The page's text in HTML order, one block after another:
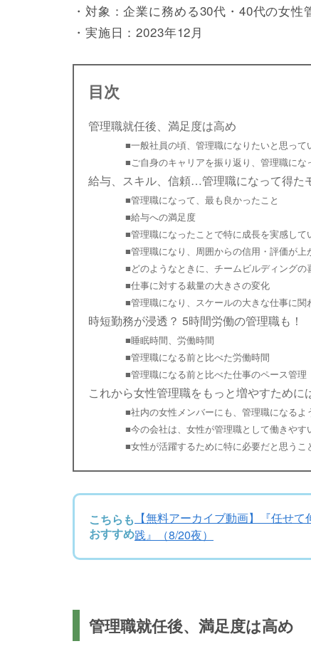
・対象：企業に務める30代・40代の女性
・実施日：2023年12月
目次
管理職就任後、満足度は高め
■一般社員の頃、管理職になりたいと思って
■ご自身のキャリアを振り返り、管理職にな
給与、スキル、信頼…管理職になって得た
■管理職になって、最も良かったこと
■給与への満足度
■管理職になったことで特に成長を実感して
■管理職になり、周囲からの信用・評価が上
■どのようなときに、チームビルディングの
■仕事に対する裁量の大きさの変化
■管理職になり、スケールの大きな仕事に
時短勤務が浸透？ 5時間労働の管理職も！
■睡眠時間、労働時間
■管理職になる前と比べた労働時間
■管理職になる前と比べた仕事のペース管理
これから女性管理職をもっと増やすために
■社内の女性メンバーにも、管理職になるよ
■今の会社は、女性が管理職として働きやす
■女性が活躍するために特に必要だと思うこ
こちらも
おすすめ
【無料アーカイブ動画】『任せ
践』（8/20夜）
管理職就任後、満足度は高め